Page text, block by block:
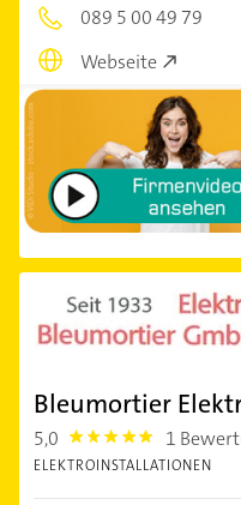
089 5 00 49 79
Webseite
Bleumortier
5,0 5.0 1
ELEKTROINSTALLATIONEN